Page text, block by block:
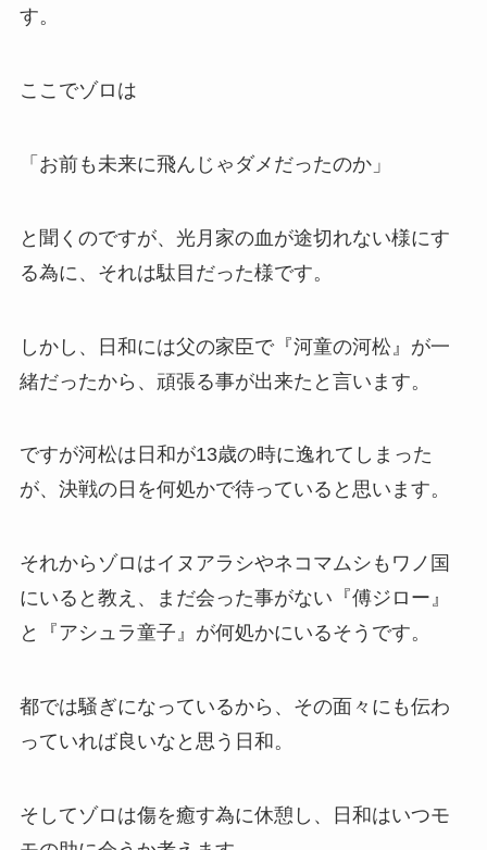
す。
ここでゾロは
「お前も未来に飛んじゃダメだったのか」
と聞くのですが、光月家の血が途切れない様にす
る為に、それは駄目だった様です。
しかし、日和には父の家臣で『河童の河松』が一
緒だったから、頑張る事が出来たと言います。
ですが河松は日和が13歳の時に逸れてしまった
が、決戦の日を何処かで待っていると思います。
それからゾロはイヌアラシやネコマムシもワノ国
にいると教え、まだ会った事がない『傅ジロー』
と『アシュラ童子』が何処かにいるそうです。
都では騒ぎになっているから、その面々にも伝わ
っていれば良いなと思う日和。
そしてゾロは傷を癒す為に休憩し、日和はいつモ